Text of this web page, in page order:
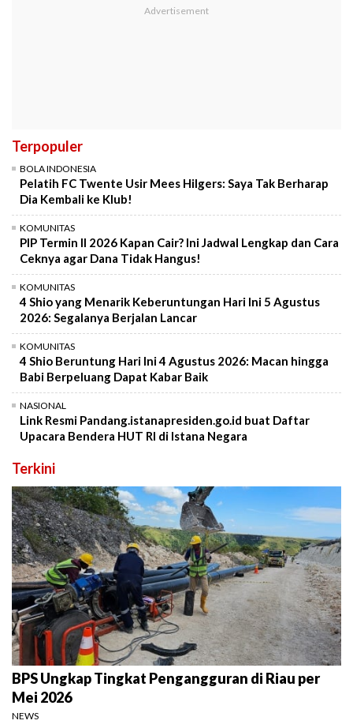
Terpopuler
BOLA INDONESIA
Pelatih FC Twente Usir Mees Hilgers: Saya Tak Berharap
Dia Kembali ke Klub!
KOMUNITAS
PIP Termin II 2026 Kapan Cair? Ini Jadwal Lengkap dan Cara
Ceknya agar Dana Tidak Hangus!
KOMUNITAS
4 Shio yang Menarik Keberuntungan Hari Ini 5 Agustus
2026: Segalanya Berjalan Lancar
KOMUNITAS
4 Shio Beruntung Hari Ini 4 Agustus 2026: Macan hingga
Babi Berpeluang Dapat Kabar Baik
NASIONAL
Link Resmi Pandang.istanapresiden.go.id buat Daftar
Upacara Bendera HUT RI di Istana Negara
Terkini
BPS Ungkap Tingkat Pengangguran di Riau per
Mei 2026
NEWS